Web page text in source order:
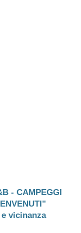
- CAMPEGGI
e vicinanza